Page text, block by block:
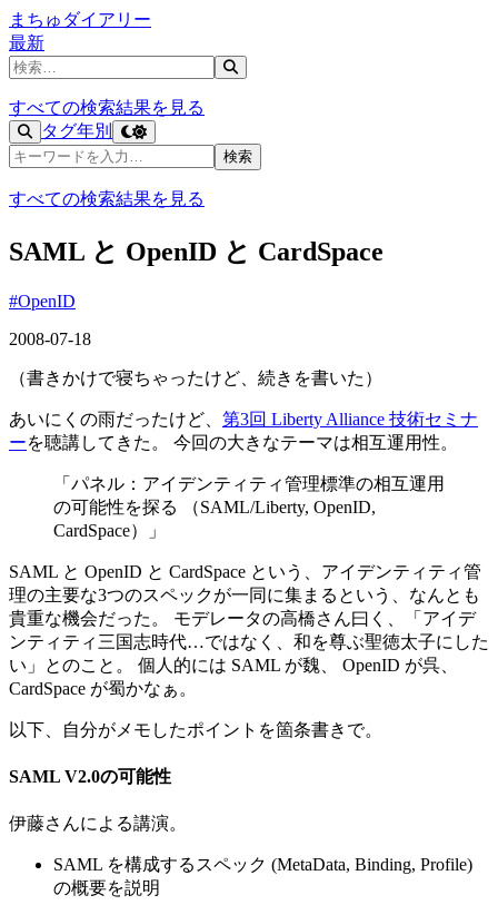
まちゅダイアリー
最新
記事を検索
すべての検索結果を見る
タグ年別
記事を検索
検索
すべての検索結果を見る
SAML と OpenID と CardSpace
#OpenID
2008-07-18
（書きかけで寝ちゃったけど、続きを書いた）
あいにくの雨だったけど、 第3回 Liberty Alliance 技術セミナ
ーを聴講してきた。 今回の大きなテーマは相互運用性。
「パネル：アイデンティティ管理標準の相互運用
の可能性を探る （SAML/Liberty, OpenID,
CardSpace）」
SAML と OpenID と CardSpace という、アイデンティティ管
理の主要な3つのスペックが一同に集まるという、なんとも
貴重な機会だった。 モデレータの高橋さん曰く、「アイデ
ンティティ三国志時代…ではなく、和を尊ぶ聖徳太子にした
い」とのこと。 個人的には SAML が魏、 OpenID が呉、
CardSpace が蜀かなぁ。
以下、自分がメモしたポイントを箇条書きで。
SAML V2.0の可能性
伊藤さんによる講演。
SAML を構成するスペック (MetaData, Binding, Profile)
の概要を説明